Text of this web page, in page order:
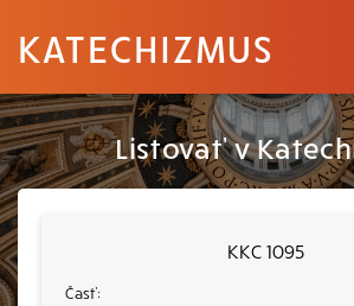
KATECHIZMUS
Listovať v
KKC 1095